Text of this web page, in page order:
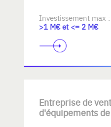
Investissement max :
>1 M€ et <= 2 M€
Entreprise de
d'équipements